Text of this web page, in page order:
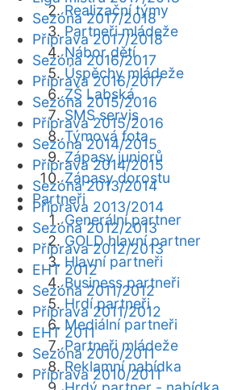
Realizační týmy
Partneři mládeže
Nábor dětí
Úspěchy mládeže
ZŠ Labská
SMS servis
Týmová fota
Zápasy juniorů
Zápasy dorostu
Partneři
Generální partner
GOLD hlavní partner
Hlavní partneři
Business partneři
Hrdí partneři
Mediální partneři
Partneři mládeže
Reklamní nabídka
Sezóna 2017/2018
Příprava 2017/2018
Sezóna 2016/2017
Příprava 2016/2017
Sezóna 2015/2016
Příprava 2015/2016
Sezóna 2014/2015
Příprava 2014/2015
Sezóna 2013/2014
Příprava 2013/2014
Sezóna 2012/2013
Příprava 2012/2013
EHT 2012
Sezóna 2011/2012
Příprava 2011/2012
EHT 2011
Sezóna 2010/2011
Příprava 2010/2011